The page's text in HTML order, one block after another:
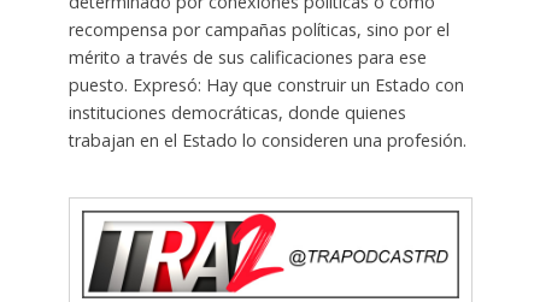
recompensa por campañas políticas, sino por el
mérito a través de sus calificaciones para ese
puesto. Expresó: Hay que construir un Estado con
instituciones democráticas, donde quienes
trabajan en el Estado lo consideren una profesión.